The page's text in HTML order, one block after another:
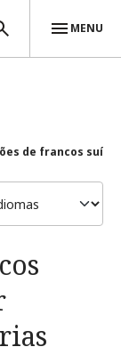
MENU
de francos